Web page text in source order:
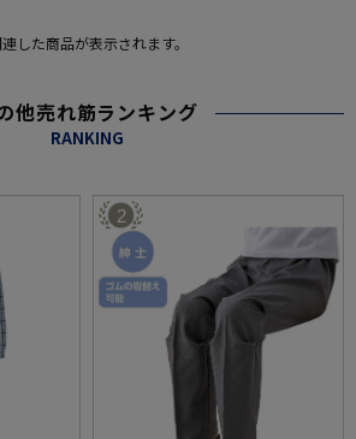
した商品が表示されます。
他売れ筋ランキング
RANKING
2